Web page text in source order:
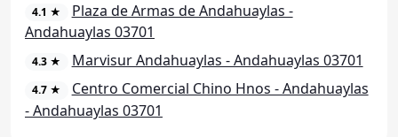
4.1 ★
Plaza de Armas de Andahuaylas -
Andahuaylas 03701
4.3 ★ Marvisur Andahuaylas - Andahuaylas 03701
4.7 ★
Centro Comercial Chino Hnos - Andahuaylas
- Andahuaylas 03701